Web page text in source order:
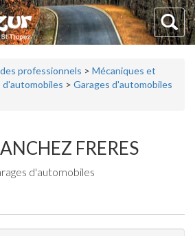
professionnels > Mécaniques et
d'automobiles > Garages d'automobiles
FRERES
d'automobiles